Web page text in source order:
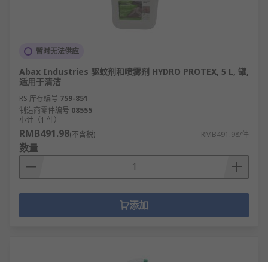
暂时无法供应
Abax Industries 驱蚊剂和喷雾剂 HYDRO PROTEX, 5 L, 罐,
适用于清洁
RS 库存编号 759-851
制造商零件编号 08555
小计（1 件）
RMB491.98(不含税) RMB491.98/件
数量
添加